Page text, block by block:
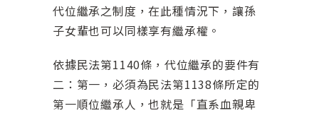
代位繼承之制度，在此種情況下，讓孫
子女輩也可以同樣享有繼承權。
依據民法第1140條，代位繼承的要件有
二：第一，必須為民法第1138條所定的
第一順位繼承人，也就是「直系血親卑